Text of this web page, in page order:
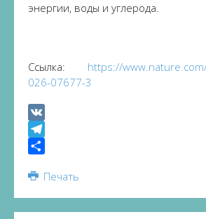
энергии, воды и углерода.
Ссылка: https://
026-07677-3
VK
Telegram
Печать